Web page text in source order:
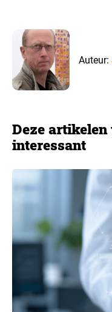
Auteur:
Deze
interessant